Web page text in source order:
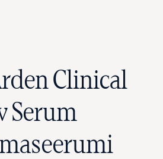
Clinical
Serum